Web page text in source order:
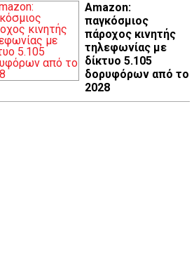
Amazon:
παγκόσμιος
πάροχος κινητής
τηλεφωνίας με
δίκτυο 5.105
δορυφόρων από το
2028